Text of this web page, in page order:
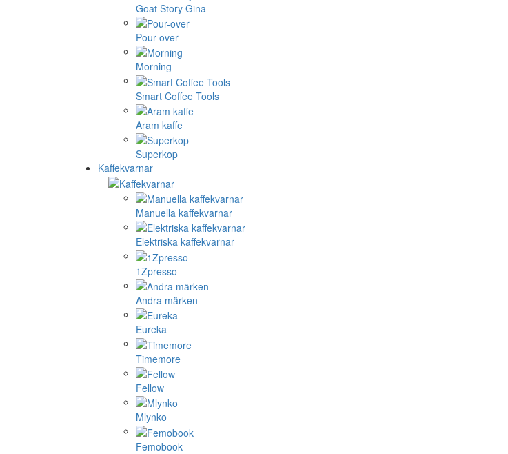
Goat Story Gina
Pour-over
Morning
Smart Coffee Tools
Aram kaffe
Superkop
Kaffekvarnar
Manuella kaffekvarnar
Elektriska kaffekvarnar
1Zpresso
Andra märken
Eureka
Timemore
Fellow
Mlynko
Femobook